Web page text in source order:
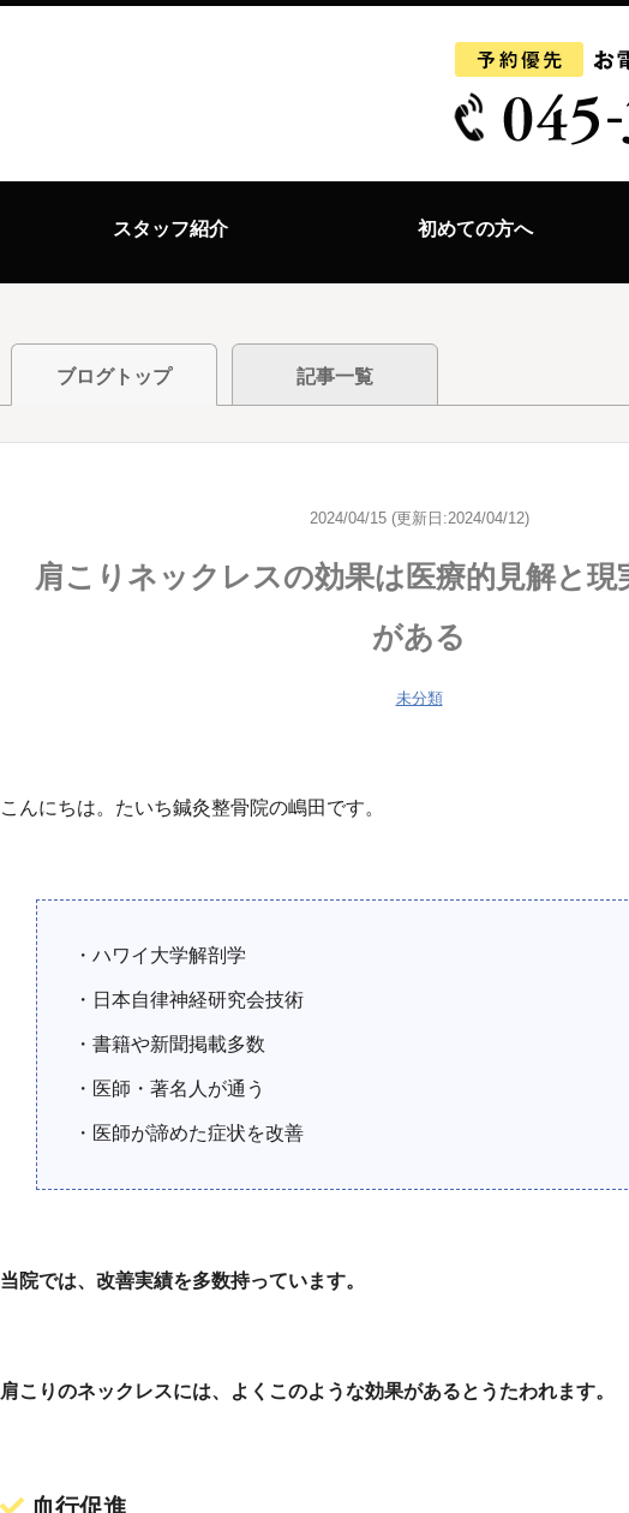
スタッフ紹介 初めての方へ
ブログトップ 記事一覧
2024/04/15 (更新日:2024/04/12)
肩こりネックレスの効果は医療的見解と
がある
未分類
こんにちは。たいち鍼灸整骨院の嶋田です。
・ハワイ大学解剖学
・日本自律神経研究会技術
・書籍や新聞掲載多数
・医師・著名人が通う
・医師が諦めた症状を改善
当院では、改善実績を多数持っています。
肩こりのネックレスには、よくこのような効果があるとうたわれます。
血行促進